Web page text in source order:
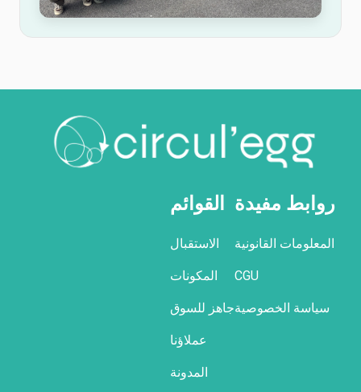
القوائم
الاستقبال
المكونات
جاهز للسوق
عملاؤنا
المدونة
روابط مفيدة
المعلومات القانونية
CGU
سياسة الخصوصية